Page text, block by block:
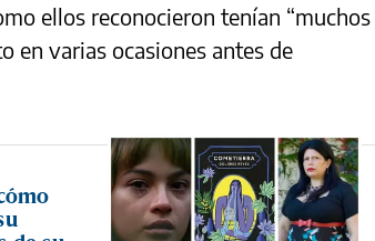
ellos reconocieron tenían “muchos
en varias ocasiones antes de